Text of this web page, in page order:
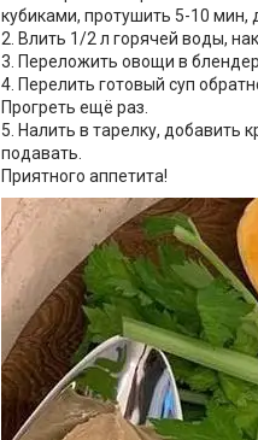
кубиками, протушить 5-10 мин,
2. Влить 1/2 л горячей воды,
3. Переложить овощи в
4. Перелить готовый суп
Прогреть ещё раз.
5. Налить в тарелку, добавить
подавать.
Приятного аппетита!